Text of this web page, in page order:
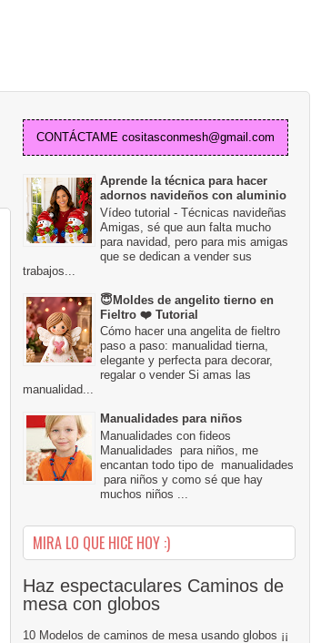
CONTÁCTAME cositasconmesh@gmail.com
Aprende la técnica para hacer
adornos navideños con aluminio
Vídeo tutorial - Técnicas navideñas
Amigas, sé que aun falta mucho
para navidad, pero para mis amigas
que se dedican a vender sus
trabajos...
😇Moldes de angelito tierno en
Fieltro ❤️ Tutorial
Cómo hacer una angelita de fieltro
paso a paso: manualidad tierna,
elegante y perfecta para decorar,
regalar o vender Si amas las
manualidad...
Manualidades para niños
Manualidades con fideos
Manualidades para niños, me
encantan todo tipo de manualidades
para niños y como sé que hay
muchos niños ...
MIRA LO QUE HICE HOY :)
Haz espectaculares Caminos de
mesa con globos
10 Modelos de caminos de mesa usando globos ¡¡